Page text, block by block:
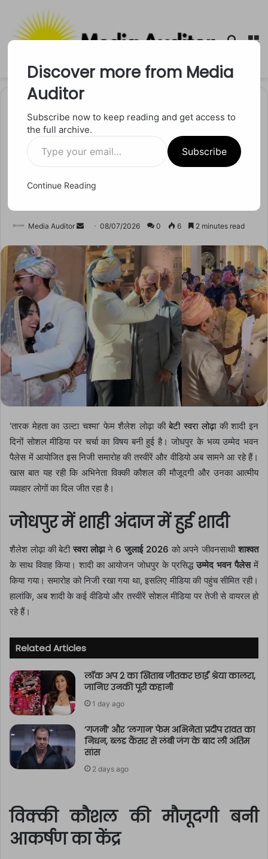
Search
मनोरंजन
शैलेश लोढ़ा की बेटी स्वरा की शादी
Media Auditor
Send
email
08/07/2026 0 6 2 minutes read
‘तारक मेहता का उल्टा चश्मा’ फेम शैलेश लोढ़ा कीबेटी स्वरा लोढ़ाकी शादी इन
दिनों सोशल मीडिया पर चर्चा का विषय बनी हुई है। जोधपुर के भव्य उम्मेद भवन
पैलेस में आयोजित इस निजी समारोह की तस्वीरें और वीडियो अब सामने आ रहे हैं।
खास बात यह रही कि अभिनेता विक्की कौशल की मौजूदगी और उनका आत्मीय
व्यवहार लोगों का दिल जीत रहा है।
जोधपुर में शाही अंदाज में हुई शादी
शैलेश लोढ़ा की बेटीस्वरा लोढ़ाने 6 जुलाई 2026 को अपने जीवनसाथीशाश्वत
के साथ विवाह किया। शादी का आयोजन जोधपुर के प्रसिद्ध उम्मेद भवन पैलेसमें
किया गया। समारोह को निजी रखा गया था, इसलिए मीडिया की पहुंच सीमित रही।
हालांकि, अब शादी के कई वीडियो और तस्वीरें सोशल मीडिया पर तेजी से वायरल हो
रहे हैं।
Related Articles
लॉक अप 2 का खिताब जीतकर छाईं श्रेया कालरा,
जानिए उनकी पूरी कहानी
1 day ago
‘गजनी’ और ‘लगान’ फेम अभिनेता प्रदीप रावत का
निधन, ब्लड कैंसर से लंबी जंग के बाद ली अंतिम
सांस
2 days ago
विक्की कौशल की मौजूदगी बनी
आकर्षण का केंद्र
Discover more from Media
Auditor
Subscribe now to keep reading and get access to
the full archive.
Type
your
email…
Subscribe
Continue Reading